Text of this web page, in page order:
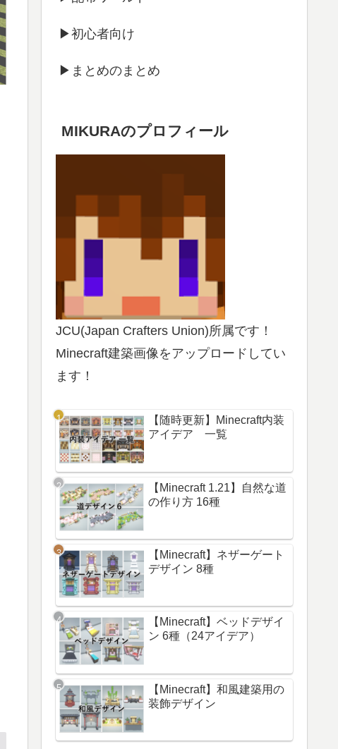
▶初心者向け
▶まとめのまとめ
MIKURAのプロフィール
JCU(Japan Crafters Union)所属です！
Minecraft建築画像をアップロードしてい
ます！
【随時更新】Minecraft内装
アイデア 一覧
【Minecraft 1.21】自然な道
の作り方 16種
【Minecraft】ネザーゲート
デザイン 8種
【Minecraft】ベッドデザイ
ン 6種（24アイデア）
【Minecraft】和風建築用の
装飾デザイン